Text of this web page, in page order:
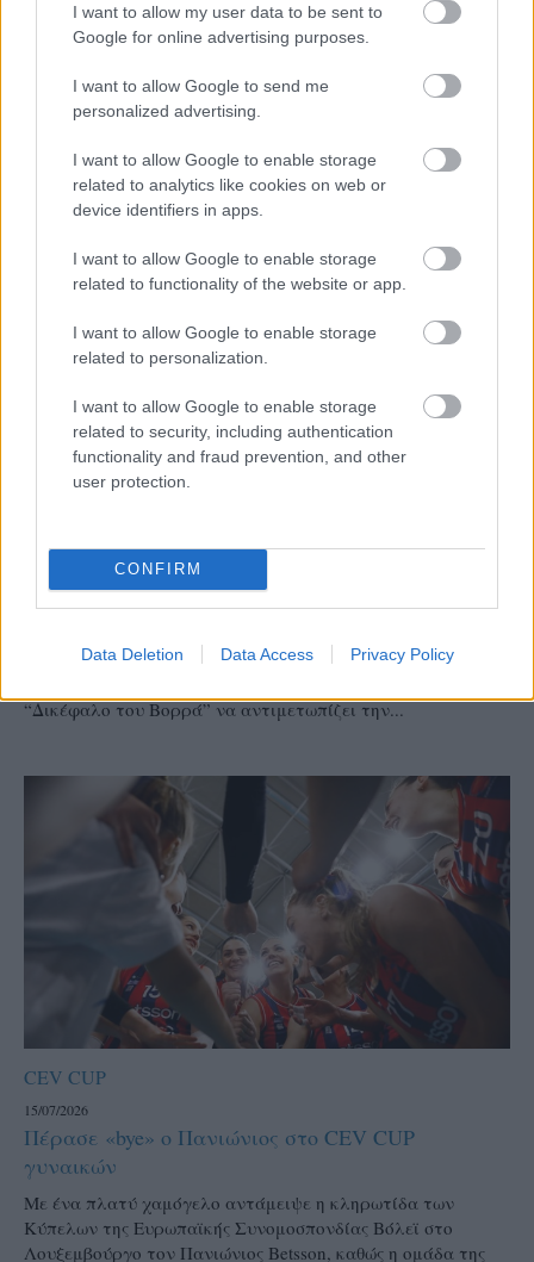
I want to allow my user data to be sent to
Google for online advertising purposes.
I want to allow Google to send me
personalized advertising.
I want to allow Google to enable storage
related to analytics like cookies on web or
device identifiers in apps.
I want to allow Google to enable storage
related to functionality of the website or app.
I want to allow Google to enable storage
related to personalization.
I want to allow Google to enable storage
related to security, including authentication
functionality and fraud prevention, and other
user protection.
CONFIRM
Data Deletion Data Access Privacy Policy
Aκολουθήστε μας
παντού…
CEV CUP Aνδρών: Στην Ρουμανία ο ΠΑΟΚ, στην
ΠΑΟΚ και Μίλωνας ρίχνονται και φέτος στη μάχη της
“Δικέφαλο του Βορρά” να αντιμετωπίζει την...
CEV CUP
15/07/2026
Πέρασε «bye» ο Πανιώνιος στο CEV CUP
γυναικών
Με ένα πλατύ χαμόγελο αντάμειψε η κληρωτίδα των
Κύπελων της Ευρωπαϊκής Συνομοσπονδίας Βόλεϊ στο
Λουξεμβούργο τον Πανιώνιος Betsson, καθώς η ομάδα της